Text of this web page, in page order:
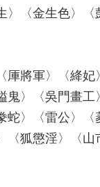
〈金生色〉〈
厙將軍〉〈絳
鬼〉〈吳門畫
蛇〉〈雷公〉
狐懲淫〉〈山